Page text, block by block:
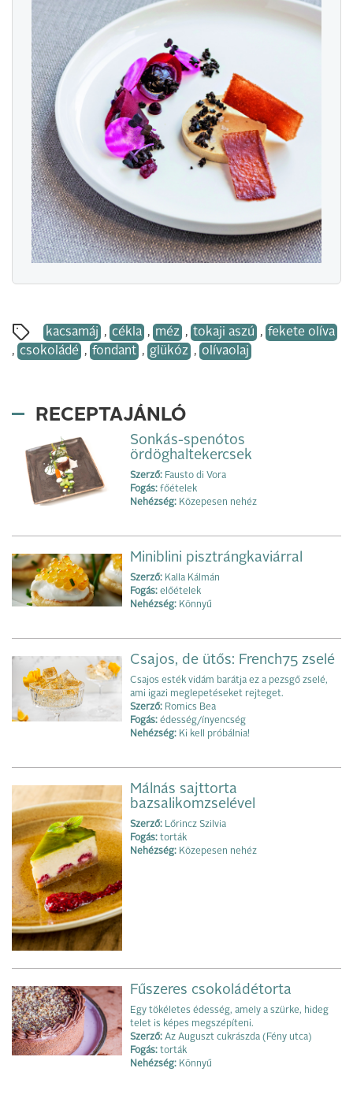
kacsamáj , cékla , méz , tokaji aszú , fekete olíva
, csokoládé , fondant , glükóz , olívaolaj
RECEPTAJÁNLÓ
Sonkás-spenótos
ördöghaltekercsek
Szerző: Fausto di Vora
Fogás: főételek
Nehézség: Közepesen nehéz
Miniblini pisztrángkaviárral
Szerző: Kalla Kálmán
Fogás: előételek
Nehézség: Könnyű
Csajos, de ütős: French75 zselé
Csajos esték vidám barátja ez a pezsgő zselé,
ami igazi meglepetéseket rejteget.
Szerző: Romics Bea
Fogás: édesség/ínyencség
Nehézség: Ki kell próbálnia!
Málnás sajttorta
bazsalikomzselével
Szerző: Lőrincz Szilvia
Fogás: torták
Nehézség: Közepesen nehéz
Fűszeres csokoládétorta
Egy tökéletes édesség, amely a szürke, hideg
telet is képes megszépíteni.
Szerző: Az Auguszt cukrászda (Fény utca)
Fogás: torták
Nehézség: Könnyű